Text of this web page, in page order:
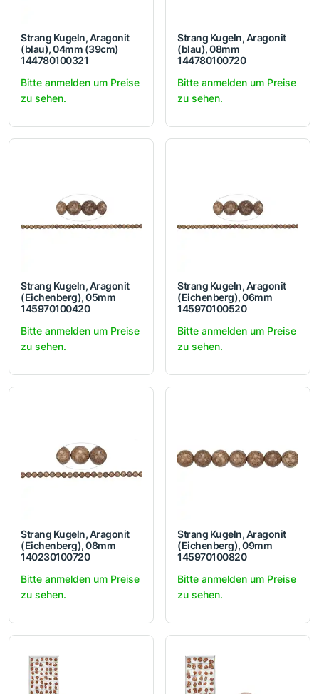
Strang Kugeln, Aragonit
(blau), 04mm (39cm)
144780100321
Bitte anmelden um Preise
zu sehen.
Strang Kugeln, Aragonit
(blau), 08mm
144780100720
Bitte anmelden um Preise
zu sehen.
Strang Kugeln, Aragonit
(Eichenberg), 05mm
145970100420
Bitte anmelden um Preise
zu sehen.
Strang Kugeln, Aragonit
(Eichenberg), 06mm
145970100520
Bitte anmelden um Preise
zu sehen.
Strang Kugeln, Aragonit
(Eichenberg), 08mm
140230100720
Bitte anmelden um Preise
zu sehen.
Strang Kugeln, Aragonit
(Eichenberg), 09mm
145970100820
Bitte anmelden um Preise
zu sehen.